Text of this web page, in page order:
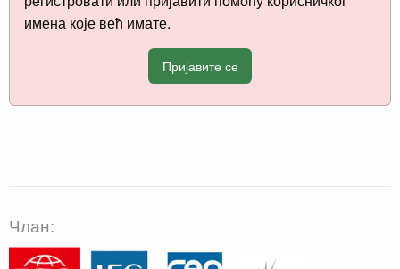
имена које већ имате.
Пријавите се
Члан: